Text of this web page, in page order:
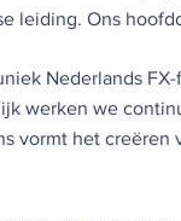
leiding. Ons
Nederlands
werken we
vormt het creëren